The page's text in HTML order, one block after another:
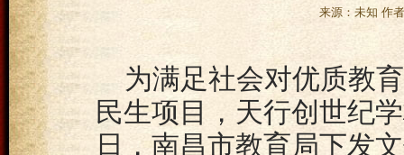
来源：未知 作
为满足社会对优质教
民生项目，天行创世纪
日，南昌市教育局下发